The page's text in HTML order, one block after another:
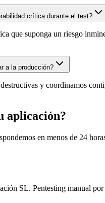
crítica durante el test?
que suponga un riesgo
a la producción?
y coordinamos
aplicación?
en menos de 24
SL. Pentesting manual